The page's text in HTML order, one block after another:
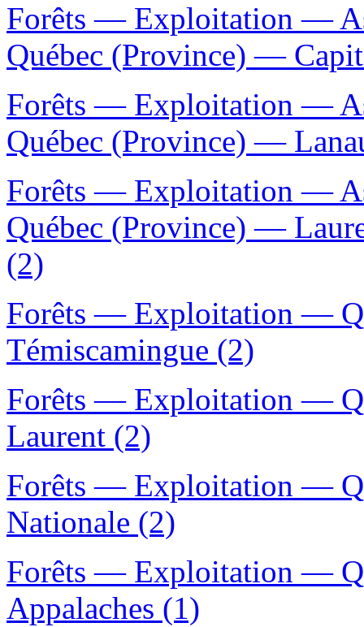
Forêts — Exploitation —
Québec (Province) —
Forêts — Exploitation —
Québec (Province) —
Forêts — Exploitation —
Québec (Province) —
(2)
Forêts — Exploitation —
Témiscamingue (2)
Forêts — Exploitation —
Laurent (2)
Forêts — Exploitation —
Nationale (2)
Forêts — Exploitation —
Appalaches (1)